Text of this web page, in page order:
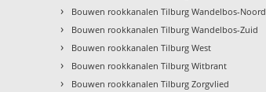
› Bouwen rookkanalen Tilburg Wandelbos-Noord
› Bouwen rookkanalen Tilburg Wandelbos-Zuid
› Bouwen rookkanalen Tilburg West
› Bouwen rookkanalen Tilburg Witbrant
› Bouwen rookkanalen Tilburg Zorgvlied